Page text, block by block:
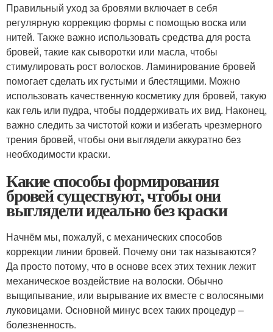
Правильный уход за бровями включает в себя
регулярную коррекцию формы с помощью воска или
нитей. Также важно использовать средства для роста
бровей, такие как сыворотки или масла, чтобы
стимулировать рост волосков. Ламинирование бровей
помогает сделать их густыми и блестящими. Можно
использовать качественную косметику для бровей, такую
как гель или пудра, чтобы поддерживать их вид. Наконец,
важно следить за чистотой кожи и избегать чрезмерного
трения бровей, чтобы они выглядели аккуратно без
необходимости краски.
Какие способы формирования
бровей существуют, чтобы они
выглядели идеально без краски
Начнём мы, пожалуй, с механических способов
коррекции линии бровей. Почему они так называются?
Да просто потому, что в основе всех этих техник лежит
механическое воздействие на волоски. Обычно
выщипывание, или вырывание их вместе с волосяными
луковицами. Основной минус всех таких процедур –
болезненность.